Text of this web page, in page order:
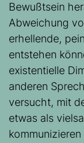
Bewußtsein
Abweichung
erhellende,
entstehen
existentielle
anderen
versucht, mit
etwas als